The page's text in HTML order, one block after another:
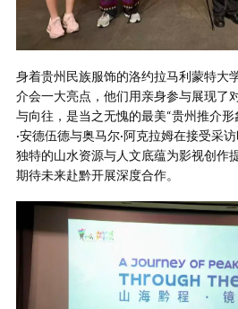
身着贵州民族服饰的洛约拉马利蒙特大
介会一大亮点，他们用亲身参与展现了
与向往，是当之无愧的最美“贵州推介形
·安德伍德与奥马尔·阿克拉姆在接受采
独特的山水资源与人文底蕴为影视创作
期待未来赴黔开展深度合作。